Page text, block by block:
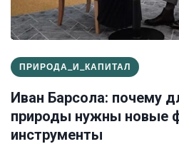
ПРИРОДА_И_КАПИТАЛ
Иван Барсола: почему
природы нужны новые
инструменты